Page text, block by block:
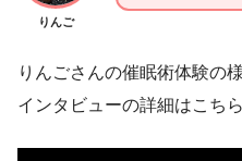
りんご
りんごさんの催眠術体験の様
インタビューの詳細はこち